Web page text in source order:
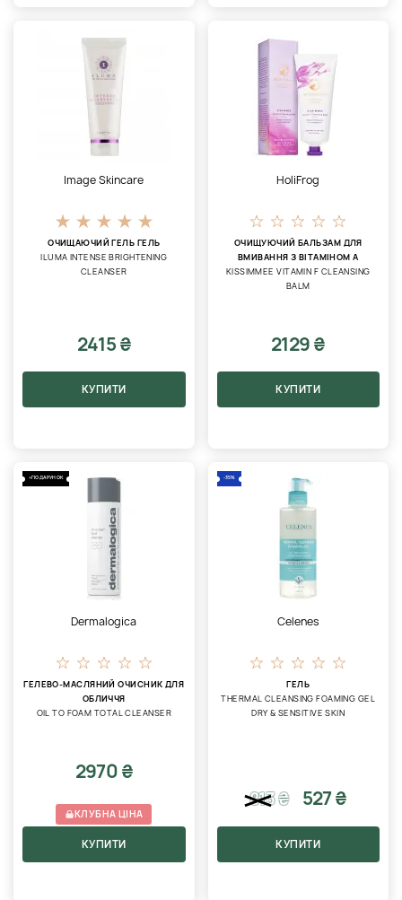
Image Skincare
ОЧИЩАЮЧИЙ ГЕЛЬ ГЕЛЬ
ILUMA INTENSE BRIGHTENING
CLEANSER
2415 ₴
КУПИТИ
HoliFrog
ОЧИЩУЮЧИЙ БАЛЬЗАМ ДЛЯ
ВМИВАННЯ З ВІТАМІНОМ А
KISSIMMEE VITAMIN F CLEANSING
BALM
2129 ₴
КУПИТИ
+ПОДАРУНОК
Dermalogica
ГЕЛЕВО-МАСЛЯНИЙ ОЧИСНИК ДЛЯ
ОБЛИЧЧЯ
OIL TO FOAM TOTAL CLEANSER
2970 ₴
КЛУБНА ЦІНА
КУПИТИ
-35%
Celenes
ГЕЛЬ
THERMAL CLEANSING FOAMING GEL
DRY & SENSITIVE SKIN
813₴ 527 ₴
КУПИТИ